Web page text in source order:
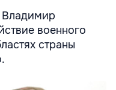
военного
страны